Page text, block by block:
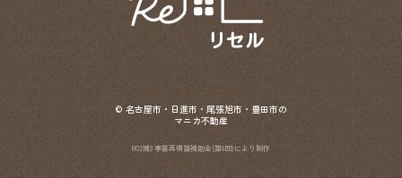
© 名古屋市・日進市・尾張旭市・豊田市の
マニカ不動産
R02補3 事業再構築補助金(第6回)により制作